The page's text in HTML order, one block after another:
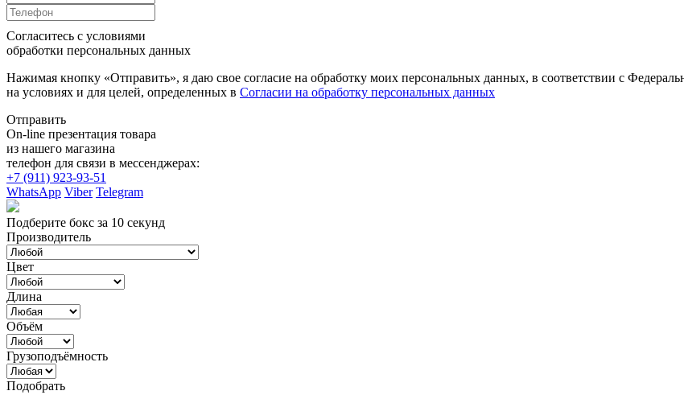
Согласитесь с условиями
обработки персональных данных
Нажимая кнопку «Отправить», я даю свое согласие на обработку моих персональных данных, в соответствии с
на условиях и для целей, определенных в Согласии на обработку персональных данных
Отправить
On-line презентация товара
из нашего магазина
телефон для связи в мессенджерах:
+7 (911) 923-93-51
WhatsApp Viber Telegram
Подберите бокс за 10 секунд
Производитель
Цвет
Длина
Объём
Грузоподъёмность
Подобрать